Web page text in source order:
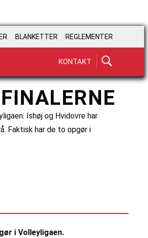
BLANKETTER REGLEMENTER
KONTAKT
Ishøj og Hvidovre har
Faktisk har de to opgør i
i Volleyligaen.